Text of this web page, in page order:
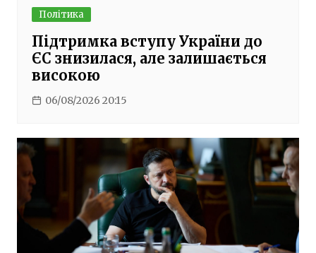
Політика
Підтримка вступу України до
ЄС знизилася, але залишається
високою
06/08/2026 20:15